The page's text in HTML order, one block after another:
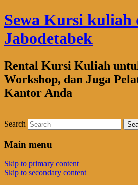
Sewa Kursi kuliah
Jabodetabek
Rental Kursi Kuliah
Workshop, dan Juga
Kantor Anda
Search
Main menu
Skip to primary content
Skip to secondary content